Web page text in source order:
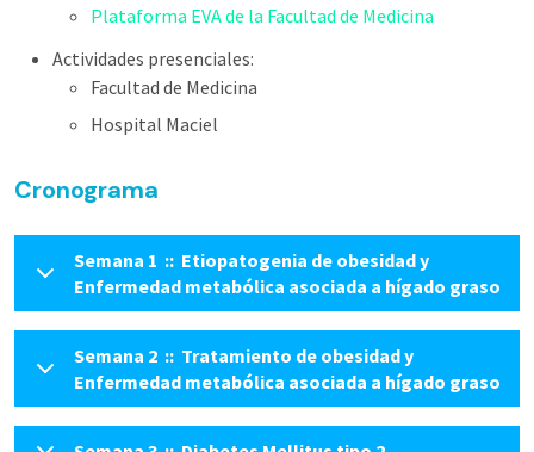
Plataforma EVA de la Facultad de Medicina
Actividades presenciales:
Facultad de Medicina
Hospital Maciel
Cronograma
Semana 1 :: Etiopatogenia de obesidad y
Enfermedad metabólica asociada a hígado graso
Semana 2 :: Tratamiento de obesidad y
Enfermedad metabólica asociada a hígado graso